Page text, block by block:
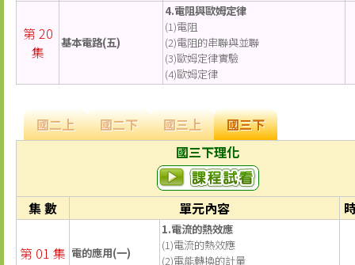
第 20
集
基本電路(五)
4.電阻與歐姆定律
(1)電阻
(2)電阻的串聯與並聯
(3)歐姆定律實驗
(4)歐姆定律
國二上 國二下 國三上
國三下
國三下理化
集 數 單元內容
第 01 集 電的應用(一)
1.電流的熱效應
(1)電流的熱效應
(2)電能轉換的計量